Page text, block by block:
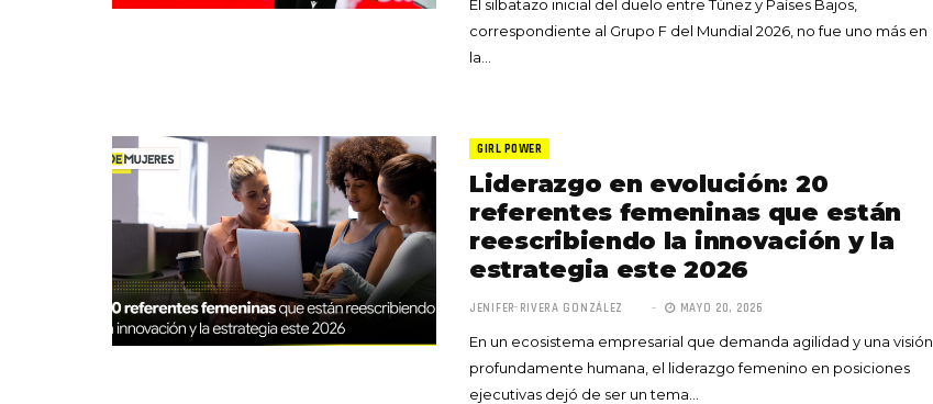
El silbatazo inicial del duelo entre Túnez y Países Bajos,
correspondiente al Grupo F del Mundial 2026, no fue uno más en
la…
GIRL POWER
Liderazgo en evolución: 20
referentes femeninas que están
reescribiendo la innovación y la
estrategia este 2026
JENIFER RIVERA GONZÁLEZ MAYO 20, 2026
En un ecosistema empresarial que demanda agilidad y una visión
profundamente humana, el liderazgo femenino en posiciones
ejecutivas dejó de ser un tema…